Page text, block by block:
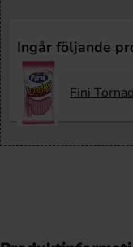
Ingår följande
Fini